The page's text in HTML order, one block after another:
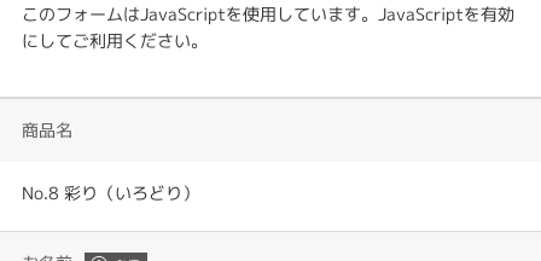
このフォームはJavaScriptを使用しています。JavaScriptを有効
にしてご利用ください。
商品名
No.8 彩り（いろどり）